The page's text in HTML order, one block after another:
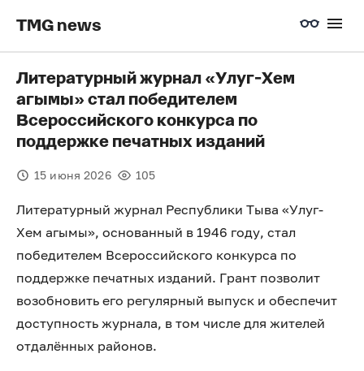
TMG news
Литературный журнал «Улуг-Хем
агымы» стал победителем
Всероссийского конкурса по
поддержке печатных изданий
15 июня 2026 105
Литературный журнал Республики Тыва «Улуг-
Хем агымы», основанный в 1946 году, стал
победителем Всероссийского конкурса по
поддержке печатных изданий. Грант позволит
возобновить его регулярный выпуск и обеспечит
доступность журнала, в том числе для жителей
отдалённых районов.